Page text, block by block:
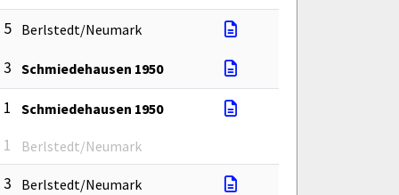
5 Berlstedt/Neumark
3 Schmiedehausen 1950
Schmiedehausen 1950
Berlstedt/Neumark
3 Berlstedt/Neumark